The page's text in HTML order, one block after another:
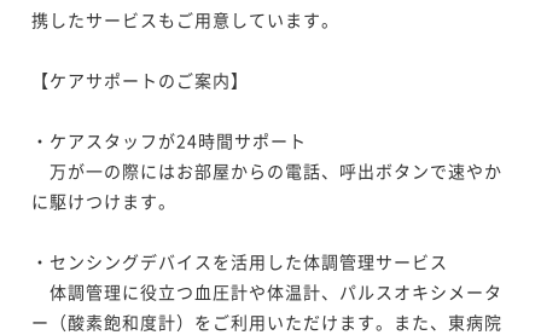
携したサービスもご用意しています。
【ケアサポートのご案内】
・ケアスタッフが24時間サポート
万が一の際にはお部屋からの電話、呼出ボタンで速やか
に駆けつけます。
・センシングデバイスを活用した体調管理サービス
体調管理に役立つ血圧計や体温計、パルスオキシメータ
ー（酸素飽和度計）をご利用いただけます。また、東病院